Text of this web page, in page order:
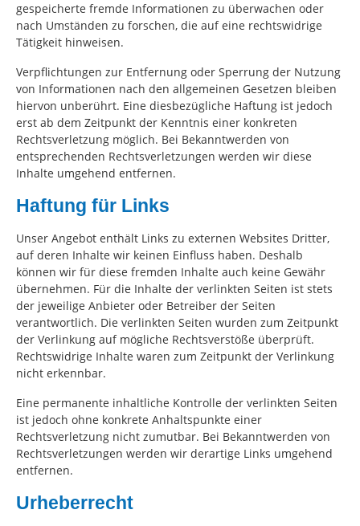
gespeicherte fremde Informationen zu überwachen oder
nach Umständen zu forschen, die auf eine rechtswidrige
Tätigkeit hinweisen.
Verpflichtungen zur Entfernung oder Sperrung der Nutzung
von Informationen nach den allgemeinen Gesetzen bleiben
hiervon unberührt. Eine diesbezügliche Haftung ist jedoch
erst ab dem Zeitpunkt der Kenntnis einer konkreten
Rechtsverletzung möglich. Bei Bekanntwerden von
entsprechenden Rechtsverletzungen werden wir diese
Inhalte umgehend entfernen.
Haftung für Links
Unser Angebot enthält Links zu externen Websites Dritter,
auf deren Inhalte wir keinen Einfluss haben. Deshalb
können wir für diese fremden Inhalte auch keine Gewähr
übernehmen. Für die Inhalte der verlinkten Seiten ist stets
der jeweilige Anbieter oder Betreiber der Seiten
verantwortlich. Die verlinkten Seiten wurden zum Zeitpunkt
der Verlinkung auf mögliche Rechtsverstöße überprüft.
Rechtswidrige Inhalte waren zum Zeitpunkt der Verlinkung
nicht erkennbar.
Eine permanente inhaltliche Kontrolle der verlinkten Seiten
ist jedoch ohne konkrete Anhaltspunkte einer
Rechtsverletzung nicht zumutbar. Bei Bekanntwerden von
Rechtsverletzungen werden wir derartige Links umgehend
entfernen.
Urheberrecht